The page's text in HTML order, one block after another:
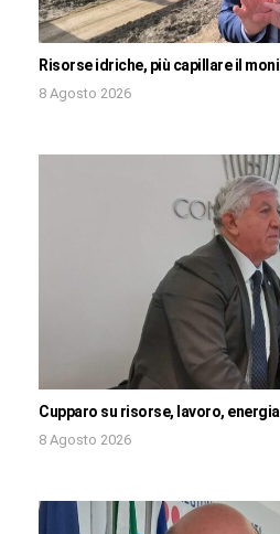
Risorse idriche, più capillare il
8 Agosto 2026
Cupparo su risorse, lavoro,
8 Agosto 2026